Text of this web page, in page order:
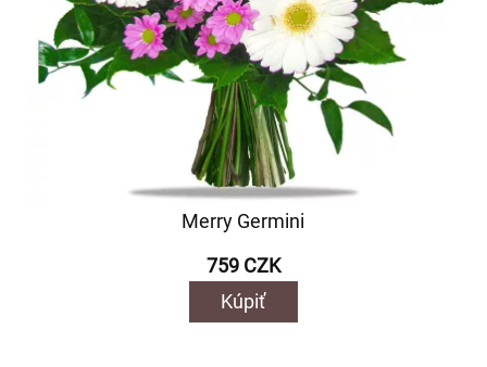
Merry Germini
759 CZK
Kúpiť